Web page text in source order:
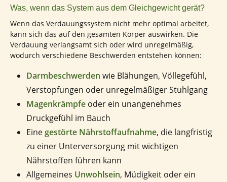
Was, wenn das System aus dem Gleichgewicht gerät?
Wenn das Verdauungssystem nicht mehr optimal arbeitet,
kann sich das auf den gesamten Körper auswirken. Die
Verdauung verlangsamt sich oder wird unregelmäßig,
wodurch verschiedene Beschwerden entstehen können:
Darmbeschwerden wie Blähungen, Völlegefühl,
Verstopfungen oder unregelmäßiger Stuhlgang
Magenkrämpfe oder ein unangenehmes
Druckgefühl im Bauch
Einegestörte Nährstoffaufnahme, die langfristig
zu einer Unterversorgung mit wichtigen
Nährstoffen führen kann
Allgemeines Unwohlsein, Müdigkeit oder ein